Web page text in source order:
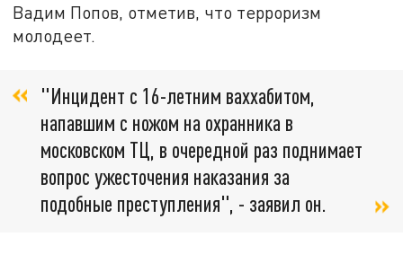
Вадим Попов, отметив, что терроризм
молодеет.
"Инцидент с 16-летним ваххабитом,
напавшим с ножом на охранника в
московском ТЦ, в очередной раз поднимает
вопрос ужесточения наказания за
подобные преступления", - заявил он.